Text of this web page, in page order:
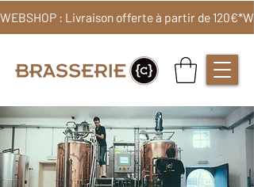
WEBSHOP : Livraison offerte à partir de 120€*